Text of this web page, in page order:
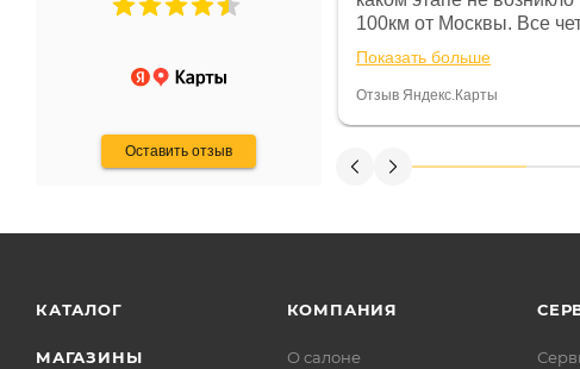
Оставить отзыв
и дают только на год)
100км от Москвы. Все
спидометре всегда был
постоянно были на
Считаю, что это говорит
Показать больше
Отзыв Яндекс.Карты
КАТАЛОГ
МАГАЗИНЫ
КОМПАНИЯ
О салоне